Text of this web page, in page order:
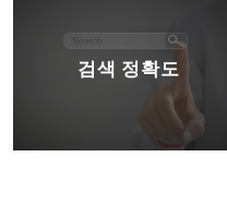
검색 정확도